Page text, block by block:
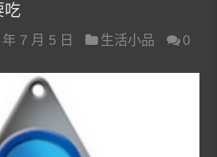
吃
7 月 5 日 生活小品
0